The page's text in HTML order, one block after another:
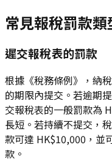
常見報稅罰款類
遲交報稅表的罰款
根據《稅務條例》，納
的期限內提交。若逾期
交報稅表的一般罰款為
長短。若持續不提交，
款可達 HK$10,000，並
款。